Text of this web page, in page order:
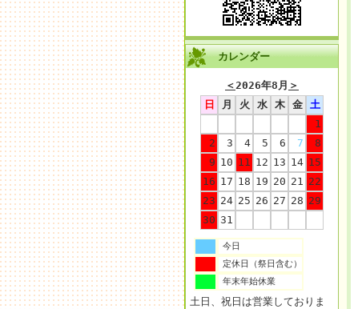
カレンダー
＜2026年8月 ＞
日
月 火 水 木 金
土
1
2
3 4 5 6 7
8
9 10 11 12 13 14 15
16 17 18 19 20 21 22
23 24 25 26 27 28 29
30 31
今日
定休日（祭日含む）
年末年始休業
土日、祝日は営業しておりま